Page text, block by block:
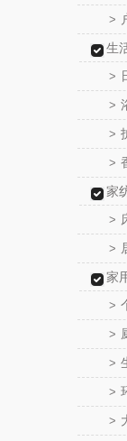
>
生
>
>
>
>
家
>
>
家
>
>
>
>
>